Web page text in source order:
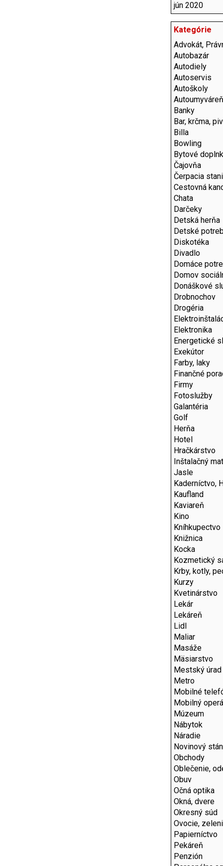
jún 2020
Kategórie
Advokát,
Autobazár
Autodiely
Autoservis
Autoškoly
Banky
Bar, krčma,
Billa
Bowling
Bytové
Čajovňa
Čerpacia
Cestovná
Chata
Darčeky
Detská herňa
Detské
Diskotéka
Divadlo
Domáce
Domov
Donáškové
Drobnochov
Drogéria
Elektronika
Energetické
Exekútor
Farby, laky
Finančné
Firmy
Fotoslužby
Galantéria
Golf
Herňa
Hotel
Hračkárstvo
Inštalačný
Jasle
Kaderníctvo,
Kaufland
Kaviareň
Kino
Kníhkupectvo
Knižnica
Kocka
Kozmetický
Krby, kotly,
Kurzy
Kvetinárstvo
Lekár
Lekáreň
Lidl
Maliar
Masáže
Mäsiarstvo
Mestský úrad
Metro
Mobilné
Mobilný
Múzeum
Nábytok
Náradie
Novinový
Obchody
Oblečenie,
Obuv
Očná optika
Okná, dvere
Okresný súd
Ovocie,
Papierníctvo
Pekáreň
Penzión